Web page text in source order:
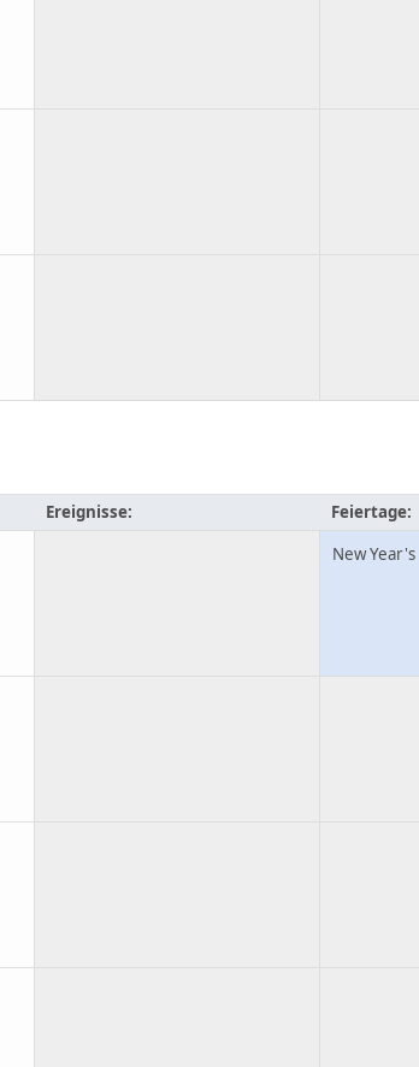
Ereignisse: Feiertage:
New Year's